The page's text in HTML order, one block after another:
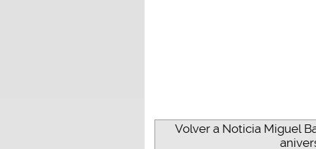
Volver a Noticia Miguel